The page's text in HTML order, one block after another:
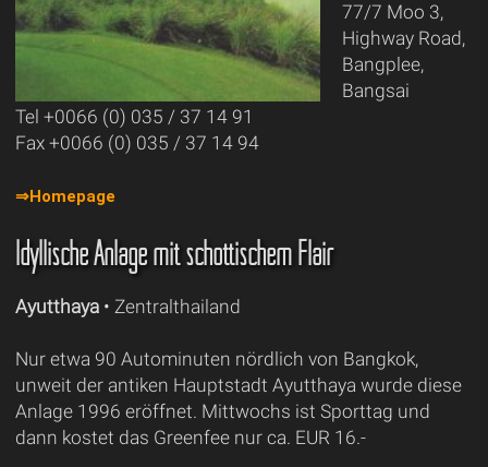
77/7 Moo 3,
Highway Road,
Bangplee,
Bangsai
Tel +0066 (0) 035 / 37 14 91
Fax +0066 (0) 035 / 37 14 94
⇒Homepage
Idyllische Anlage mit schottischem Flair
Ayutthaya• Zentralthailand
Nur etwa 90 Autominuten nördlich von Bangkok,
unweit der antiken Hauptstadt Ayutthaya wurde diese
Anlage 1996 eröffnet. Mittwochs ist Sporttag und
dann kostet das Greenfee nur ca. EUR 16.-